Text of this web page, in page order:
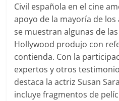
Civil española en el cine
apoyo de la mayoría de
se muestran algunas de
Hollywood produjo con
contienda. Con la
expertos y otros
destaca la actriz Susan
incluye fragmentos de